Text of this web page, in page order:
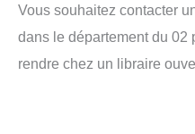
Vous souhaitez contacter
dans le département du 02
rendre chez un libraire